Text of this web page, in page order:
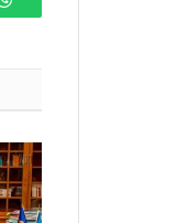
WhatsApp